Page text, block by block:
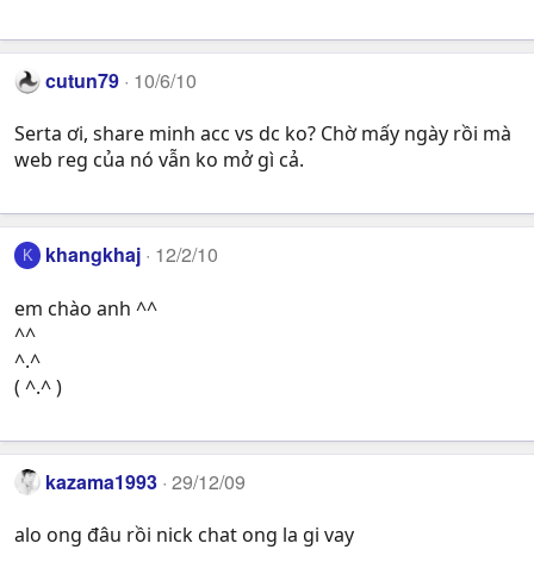
cutun79 10/6/10
Serta ơi, share minh acc vs dc ko? Chờ mấy ngày rồi mà
web reg của nó vẫn ko mở gì cả.
K khangkhaj 12/2/10
em chào anh ^^
^^
^.^
( ^.^ )
kazama1993 29/12/09
alo ong đâu rồi nick chat ong la gi vay